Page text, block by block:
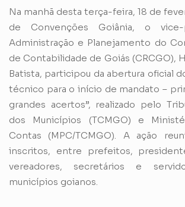
Na manhã desta terça-feira, 18 de
de Convenções Goiânia, o
Administração e Planejamento do
de Contabilidade de Goiás (CRCGO),
Batista, participou da abertura oficial
técnico para o início de mandato –
grandes acertos”, realizado pelo
dos Municípios (TCMGO) e
Contas (MPC/TCMGO). A ação
inscritos, entre prefeitos,
vereadores, secretários e
municípios goianos.